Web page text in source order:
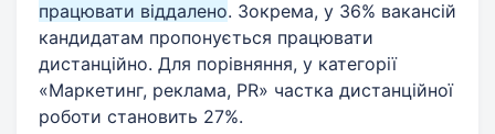
працювати віддалено. Зокрема, у 36% вакансій
кандидатам пропонується працювати
дистанційно. Для порівняння, у категорії
«Маркетинг, реклама, PR» частка дистанційної
роботи становить 27%.